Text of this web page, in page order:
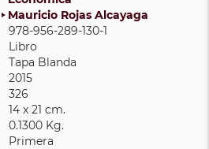
Mauricio Rojas Alcayaga
978-956-289-130-1
Libro
Tapa Blanda
2015
326
14 x 21 cm.
0.1300 Kg.
Primera